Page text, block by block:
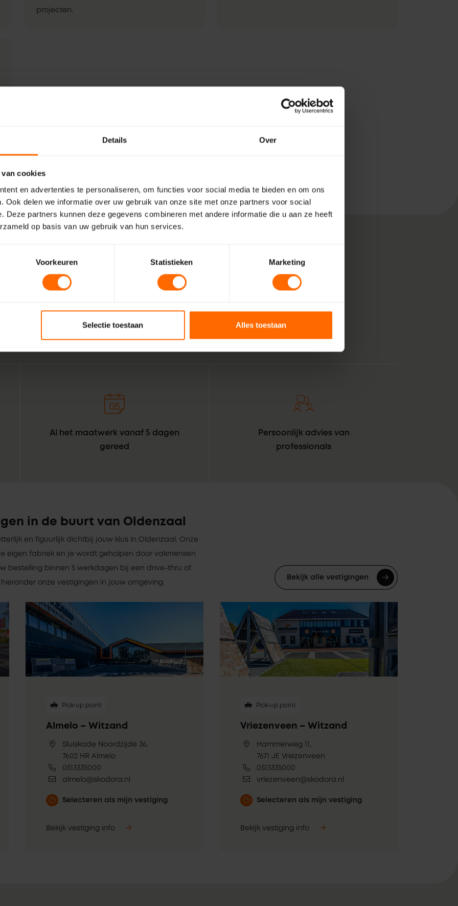
Details Over
van cookies
en advertenties te personaliseren, om functies voor social media te bieden en om ons
Ook delen we informatie over uw gebruik van onze site met onze partners voor social
Deze partners kunnen deze gegevens combineren met andere informatie die u aan ze heeft
op basis van uw gebruik van hun services.
Voorkeuren Statistieken Marketing
Selectie toestaan Alles toestaan
projecten.
vakmensen. Echte professionals die weten wat het beste is voor jouw klus in
voor bouwprofessionals simpeler te maken. Geef het een oranje tintje. En zie
daar: Skodora in een notendop.
Al het maatwerk vanaf 5 dagen
gereed
Persoonlijk advies van
professionals
in de buurt van Oldenzaal
en figuurlijk dichtbij jouw klus in Oldenzaal. Onze
eigen fabriek en je wordt geholpen door vakmensen
bestelling binnen 5 werkdagen bij een drive-thru of
onze vestigingen in jouw omgeving.
Bekijk alle vestigingen
Pick-up point
Almelo – Witzand
Sluiskade Noordzijde 36,
7602 HR Almelo
0513335000
almelo@skodora.nl
Selecteren als mijn vestiging
Bekijk vestiging info
Pick-up point
Vriezenveen – Witzand
Hammerweg 11,
7671 JE Vriezenveen
0513335000
vriezenveen@skodora.nl
Selecteren als mijn vestiging
Bekijk vestiging info